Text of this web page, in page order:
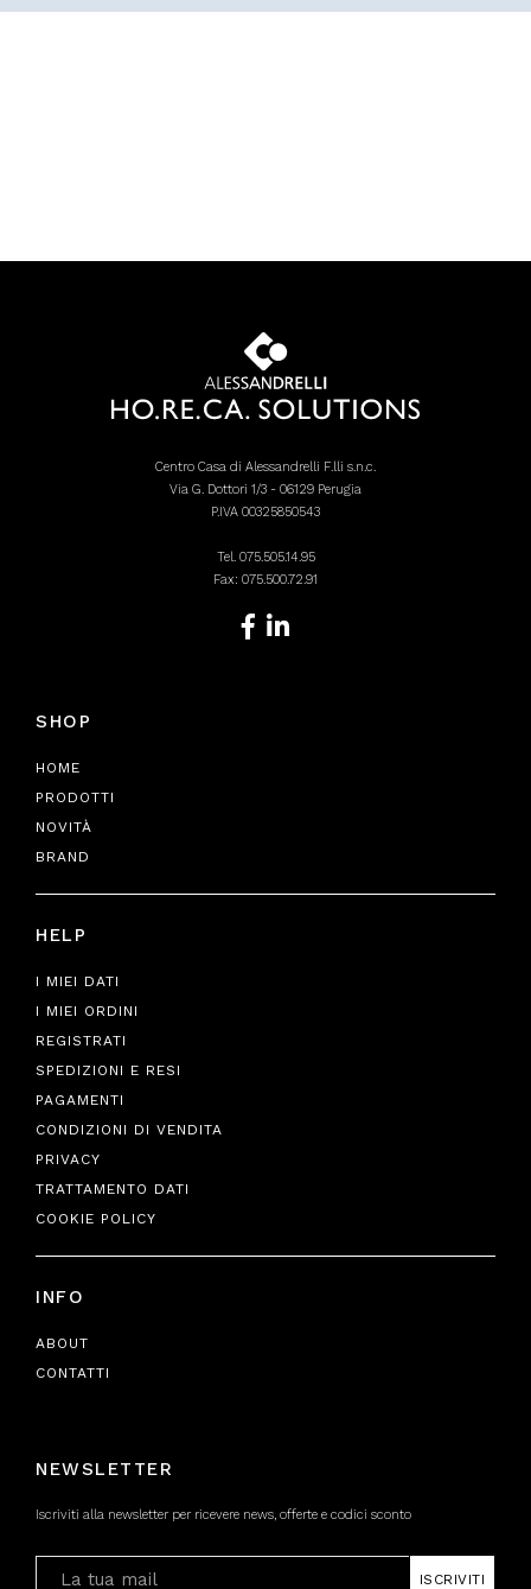
Centro Casa di Alessandrelli F.lli s.n.c.
Via G. Dottori 1/3 - 06129 Perugia
P.IVA 00325850543
Tel. 075.505.14.95
Fax: 075.500.72.91
SHOP
HOME
PRODOTTI
NOVITÀ
BRAND
HELP
I MIEI DATI
I MIEI ORDINI
REGISTRATI
SPEDIZIONI E RESI
PAGAMENTI
CONDIZIONI DI VENDITA
PRIVACY
TRATTAMENTO DATI
COOKIE POLICY
INFO
ABOUT
CONTATTI
NEWSLETTER
Iscriviti alla newsletter per ricevere news, offerte e codici sconto
ISCRIVITI